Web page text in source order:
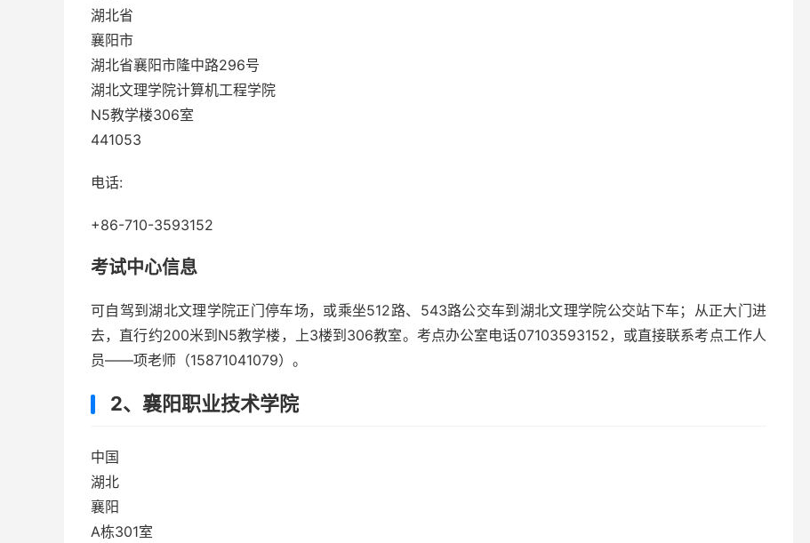
湖北省
襄阳市
湖北省襄阳市隆中路296号
湖北文理学院计算机工程学院
N5教学楼306室
441053
电话:
+86-710-3593152
考试中心信息
可自驾到湖北文理学院正门停车场，或乘坐512路、543路公交车到湖北文理学院公交站下车；从正大门进
去，直行约200米到N5教学楼，上3楼到306教室。考点办公室电话07103593152，或直接联系考点工作人
员——项老师（15871041079）。
2、襄阳职业技术学院
中国
湖北
襄阳
A栋301室